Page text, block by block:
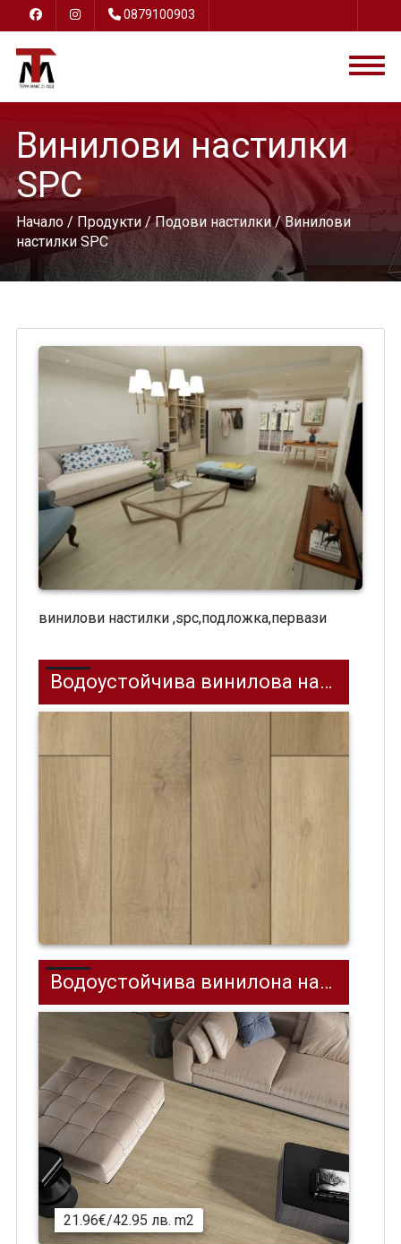
0879100903
Винилови настилки
SPC
Начало/ Продукти/Подови настилки/ Винилови
настилки SPC
винилови настилки ,spc,подложка,первази
Водоустойчива винилова настилка SPC на клик система Effector 3.5мм
Водоустойчива винилона настилка (SPC) на клик, Country Oak, 1220x180x3,5+1мм/0,3мм
21.96€/42.95 лв. m2